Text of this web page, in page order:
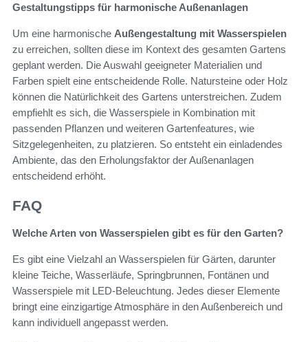
Gestaltungstipps für harmonische Außenanlagen
Um eine harmonische Außengestaltung mit Wasserspielen
zu erreichen, sollten diese im Kontext des gesamten Gartens
geplant werden. Die Auswahl geeigneter Materialien und
Farben spielt eine entscheidende Rolle. Natursteine oder Holz
können die Natürlichkeit des Gartens unterstreichen. Zudem
empfiehlt es sich, die Wasserspiele in Kombination mit
passenden Pflanzen und weiteren Gartenfeatures, wie
Sitzgelegenheiten, zu platzieren. So entsteht ein einladendes
Ambiente, das den Erholungsfaktor der Außenanlagen
entscheidend erhöht.
FAQ
Welche Arten von Wasserspielen gibt es für den Garten?
Es gibt eine Vielzahl an Wasserspielen für Gärten, darunter
kleine Teiche, Wasserläufe, Springbrunnen, Fontänen und
Wasserspiele mit LED-Beleuchtung. Jedes dieser Elemente
bringt eine einzigartige Atmosphäre in den Außenbereich und
kann individuell angepasst werden.